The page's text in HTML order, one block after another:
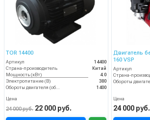
TOR 14400
Артикул
14400
Страна-производитель
Китай
Мощность (кВт)
4.0
Электропитание (В)
380
Обороты двигателя (об/мин)
1400
Цена
24 000 руб. 22 000 руб.
Двигатель
160 VSP
Артикул
Страна-
Цена
24 000 руб.